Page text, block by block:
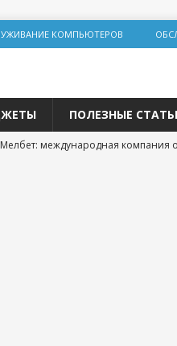
КОМПЬЮТЕРОВ
ПОЛЕЗНЫЕ
Мелбет: международная компания